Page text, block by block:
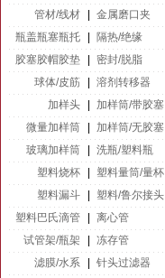
管材/线材
金属磨口夹
瓶盖瓶塞瓶托
隔热/绝缘
胶塞胶帽胶垫
密封/脱脂
球体/皮筋
溶剂转移器
加样头
加样筒/带胶塞
微量加样筒
加样筒/无胶塞
玻璃加样筒
洗瓶/塑料瓶
塑料烧杯
塑料量筒/量杯
塑料漏斗
塑料/鲁尔接头
塑料巴氏滴管
离心管
试管架/瓶架
冻存管
滤膜/水系
针头过滤器